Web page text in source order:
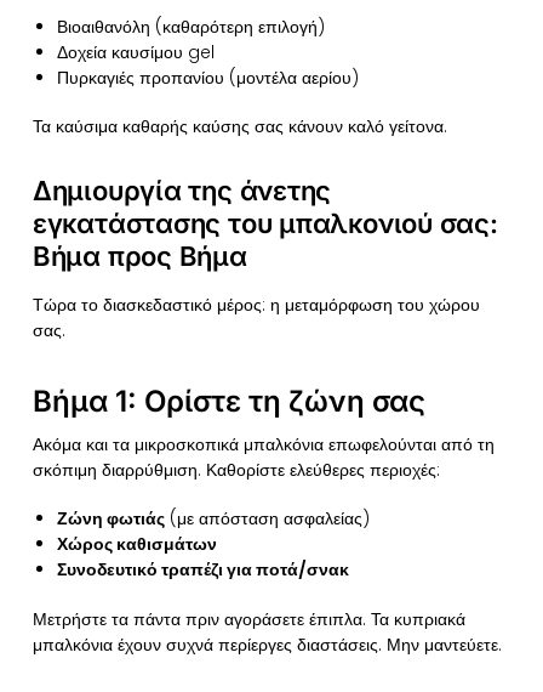
Βιοαιθανόλη (καθαρότερη επιλογή)
Δοχεία καυσίμου gel
Πυρκαγιές προπανίου (μοντέλα αερίου)
Τα καύσιμα καθαρής καύσης σας κάνουν καλό γείτονα.
Δημιουργία της άνετης
εγκατάστασης του μπαλκονιού σας:
Βήμα προς Βήμα
Τώρα το διασκεδαστικό μέρος: η μεταμόρφωση του χώρου
σας.
Βήμα 1: Ορίστε τη ζώνη σας
Ακόμα και τα μικροσκοπικά μπαλκόνια επωφελούνται από τη
σκόπιμη διαρρύθμιση. Καθορίστε ελεύθερες περιοχές:
Ζώνη φωτιάς(με απόσταση ασφαλείας)
Χώρος καθισμάτων
Συνοδευτικό τραπέζι για ποτά/σνακ
Μετρήστε τα πάντα πριν αγοράσετε έπιπλα. Τα κυπριακά
μπαλκόνια έχουν συχνά περίεργες διαστάσεις. Μην μαντεύετε.